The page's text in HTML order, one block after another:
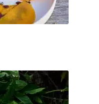
Varianten
Produktseite
2026
0